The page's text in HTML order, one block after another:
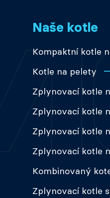
Naše kotle
Kompaktní kotle
Kotle na pelety
Zplynovací kotle
Zplynovací kotle
Zplynovací kotle
Zplynovací kotle
Kombinovaný
Zplynovací kotle